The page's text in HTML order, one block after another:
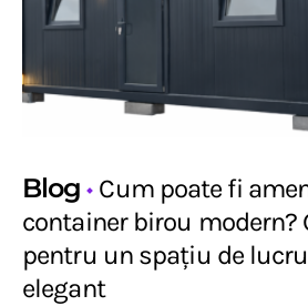
Blog
Cum poate fi
container birou modern?
pentru un spațiu de
elegant